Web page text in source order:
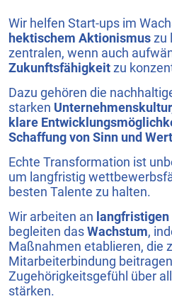
Wir helfen Start-ups im
hektischem Aktionismuszu
zentralen, wenn auch
Zukunftsfähigkeitzu
Dazu gehören die
starken
klare
Schaffung von Sinn und
Echte Transformation ist
um langfristig
besten Talente zu halten.
Wir arbeiten an
begleiten dasWachstum,
Maßnahmen etablieren, die
Mitarbeiterbindung
Zugehörigkeitsgefühl über
stärken.